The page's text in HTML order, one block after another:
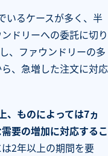
いるケースが多く、半
ドリーへの委託に切り
、ファウンドリーの多
、急増した注文に対応
、ものによっては7ヵ
要の増加に対応するこ
2年以上の期間を要